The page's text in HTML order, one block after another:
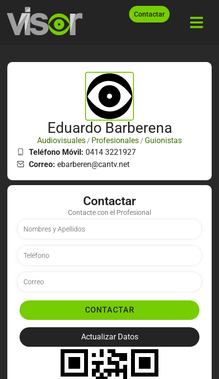
Contactar
Eduardo Barberena
Audiovisuales / Profesionales / Guionistas
Teléfono Móvil: 0414 3221927
Correo: ebarberen@cantv.net
Contactar
Contacte con el Profesional
CONTACTAR
Actualizar Datos